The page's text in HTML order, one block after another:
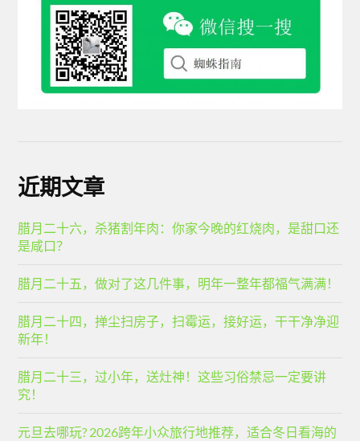
近期文章
腊月二十六，杀猪割年肉：你家今晚的红烧肉，是甜口还
是咸口？
腊月二十五，做对了这几件事，明年一整年都福气满满！
腊月二十四，掸尘扫房子，扫霉运，接好运，干干净净迎
新年！
腊月二十三，过小年，送灶神！这些习俗禁忌一定要讲
究！
元旦去哪玩? 2026跨年小众旅行地推荐，适合冬日看海的